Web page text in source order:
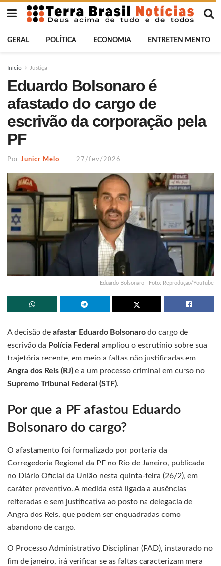
GERAL POLÍTICA ECONOMIA ENTRETENIMENTO
Início Justiça
Eduardo Bolsonaro é
afastado do cargo de
escrivão da corporação pela
PF
Por Junior Melo 27/fev/2026
Eduardo Bolsonaro - Foto: Reprodução/YouTube
A decisão de afastar Eduardo Bolsonaro do cargo de
escrivão da Polícia Federal ampliou o escrutínio sobre sua
trajetória recente, em meio a faltas não justificadas em
Angra dos Reis (RJ) e a um processo criminal em curso no
Supremo Tribunal Federal (STF).
Por que a PF afastou Eduardo
Bolsonaro do cargo?
O afastamento foi formalizado por portaria da
Corregedoria Regional da PF no Rio de Janeiro, publicada
no Diário Oficial da União nesta quinta-feira (26/2), em
caráter preventivo. A medida está ligada a ausências
reiteradas e sem justificativa ao posto na delegacia de
Angra dos Reis, que podem ser enquadradas como
abandono de cargo.
O Processo Administrativo Disciplinar (PAD), instaurado no
fim de janeiro, irá verificar se as faltas caracterizam mera